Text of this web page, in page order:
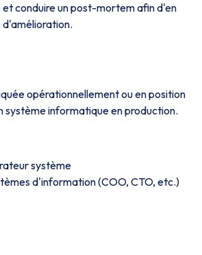
conduire un post-mortem afin d'en
opérationnellement ou en position
système informatique en production.
système
d'information (COO, CTO, etc.)